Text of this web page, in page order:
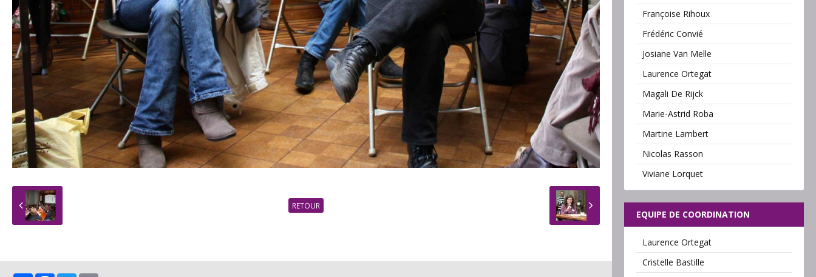
RETOUR
Françoise Rihoux
Frédéric Convié
Josiane Van Melle
Laurence Ortegat
Magali De Rijck
Marie-Astrid Roba
Martine Lambert
Nicolas Rasson
Viviane Lorquet
EQUIPE DE COORDINATION
Laurence Ortegat
Cristelle Bastille